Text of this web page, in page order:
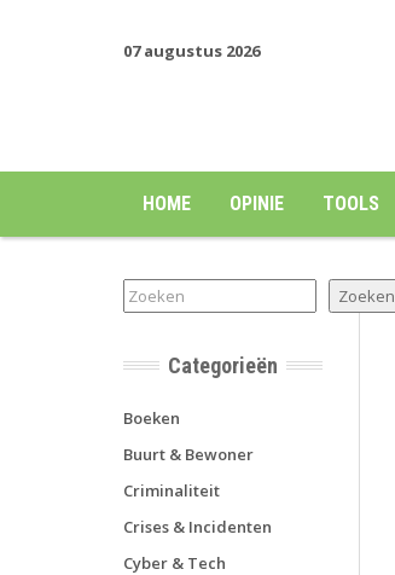
07 augustus 2026
HOME OPINIE TOOLS
Zoeken Zoeken
Categorieën
Boeken
Buurt & Bewoner
Criminaliteit
Crises & Incidenten
Cyber & Tech